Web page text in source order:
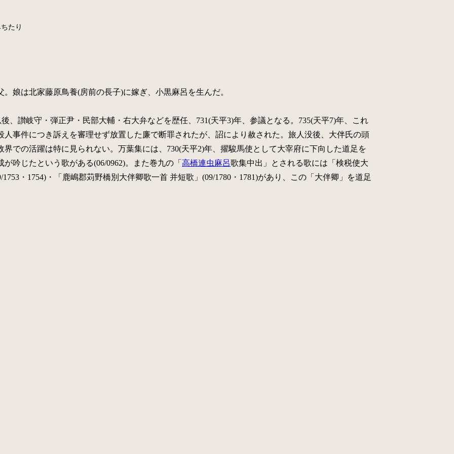
たり
。娘は北家藤原鳥養(房前の長子)に嫁ぎ、小黒麻呂を生んだ。
、讃岐守・弾正尹・民部大輔・右大弁などを歴任、731(天平3)年、参議となる。735(天平7)年、これ
人事件につき訴えを審理せず放置した廉で断罪されたが、詔により赦された。旅人没後、大伴氏の頭
での活躍は特に見られない。万葉集には、730(天平2)年、擢駿馬使として大宰府に下向した道足を
吟じたという歌がある(06/0962)。また巻九の「高橋連虫麻呂歌集中出」とされる歌には「検税使大
・1754)・「鹿嶋郡苅野橋別大伴卿歌一首 并短歌」(09/1780・1781)があり、この「大伴卿」を道足